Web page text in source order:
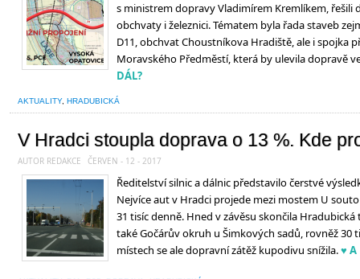
s ministrem dopravy Vladimírem Kremlíkem, řešili
obchvaty i železnici. Tématem byla řada staveb
D11, obchvat Choustníkova Hradiště, ale i spojka
Moravského Předměstí, která by ulevila dopravě
DÁL?
AKTUALITY, HRADUBICKÁ
V Hradci stoupla doprava o 13 %. Kde
AUTOR REDAKCE ČERVEN - 12 - 2017
Ředitelství silnic a dálnic představilo čerstvé
Nejvíce aut v Hradci projede mezi mostem U
31 tisíc denně. Hned v závěsu skončila
také Gočárův okruh u Šimkových sadů, rovněž 30
místech se ale dopravní zátěž kupodivu snížila.♥ A